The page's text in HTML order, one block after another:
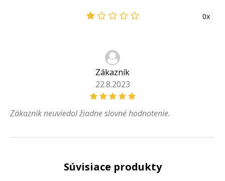
0x
Zákazník
22.8.2023
Zákazník neuviedol žiadne slovné hodnotenie.
Súvisiace produkty